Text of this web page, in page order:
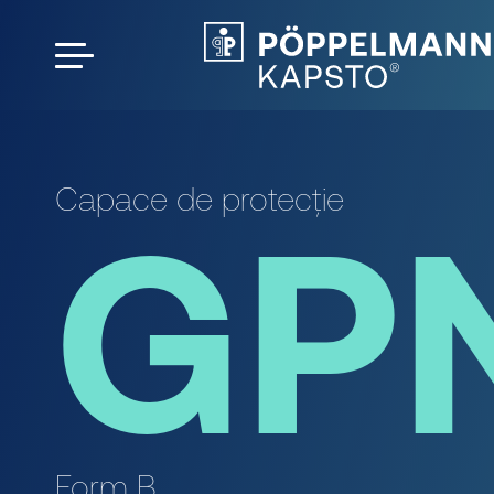
Capace de protecție
Form B